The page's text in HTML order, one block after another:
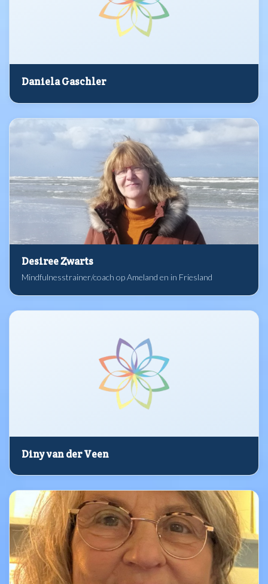
Daniela Gaschler
Desiree Zwarts
Mindfulnesstrainer/coach op Ameland en in Friesland
Diny van der Veen